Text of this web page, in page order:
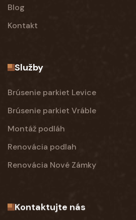
Blog
Kontakt
Služby
Brúsenie parkiet Levice
Brúsenie parkiet Vráble
Montáž podláh
Renovácia podlah
Renovácia Nové Zámky
Kontaktujte nás